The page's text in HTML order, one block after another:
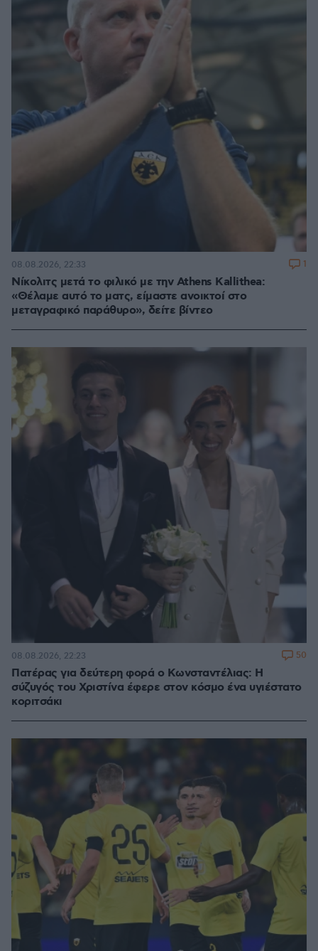
Νίκολιτς μετά το φιλικό με την Athens Kallithea:
«Θέλαμε αυτό το ματς, είμαστε ανοικτοί στο
μεταγραφικό παράθυρο», δείτε βίντεο
08.08.2026, 22:33 1
Πατέρας για δεύτερη φορά ο Κωνσταντέλιας: Η
σύζυγός του Χριστίνα έφερε στον κόσμο ένα υγιέστατο
κοριτσάκι
08.08.2026, 22:23 50